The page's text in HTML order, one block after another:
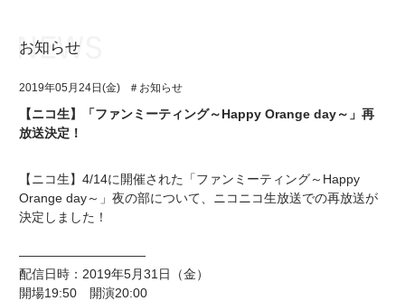
ユニット&キャラクター
アプリゲーム
イベント・キャンペーン
グッズ・本
アイ★チュウとは
ユニット&キャラクター
アプリゲーム
ミュージック
お知らせ
2019年05月24日(金) ＃お知らせ
【ニコ生】「ファンミーティング～Happy Orange day～」再
放送決定！
【ニコ生】4/14に開催された「ファンミーティング～Happy
Orange day～」夜の部について、ニコニコ生放送での再放送が
決定しました！
――――――――――
配信日時：2019年5月31日（金）
開場19:50 開演20:00